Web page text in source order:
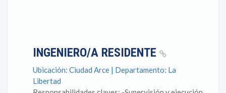
INGENIERO/A RESIDENTE
Ubicación: Ciudad Arce | Departamento: La
Libertad